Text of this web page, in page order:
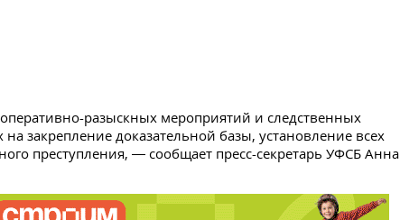
разыскных мероприятий и следственных
закрепление доказательной базы, установление всех
преступления, — сообщает пресс-секретарь УФСБ Анна